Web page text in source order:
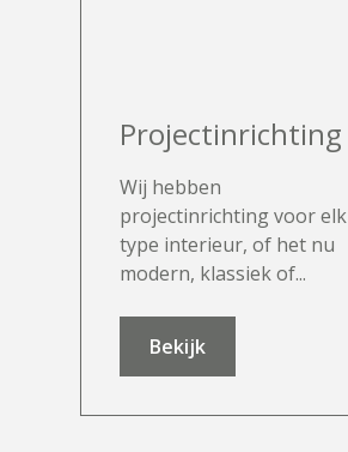
Projectinrichting
Wij hebben
projectinrichting voor elk
type interieur, of het nu
modern, klassiek of...
Bekijk